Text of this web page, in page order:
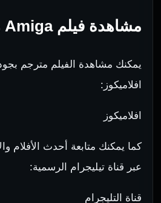
مشاهدة فيلم Amiga مترجم
يمكنك مشاهدة الفيلم مترجم
افلاميكوز:
افلاميكوز
كما يمكنك متابعة أحدث الأفلام
عبر قناة تيليجرام الرسمية:
قناة التليجرام